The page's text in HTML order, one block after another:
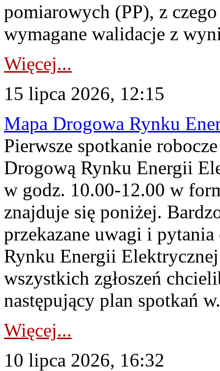
pomiarowych (PP), z
wymagane walidacje z
Więcej...
15 lipca 2026, 12:15
Mapa Drogowa Rynku
Pierwsze spotkanie
Drogową Rynku Energii
w godz. 10.00-12.00 w
znajduje się poniżej.
przekazane uwagi i
Rynku Energii
wszystkich zgłoszeń
następujący plan spotkań
Więcej...
10 lipca 2026, 16:32